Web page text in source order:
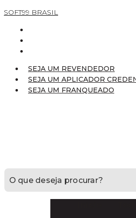
SOFT99 BRASIL
SEJA UM REVENDEDOR
SEJA UM APLICADOR
SEJA UM FRANQUEADO